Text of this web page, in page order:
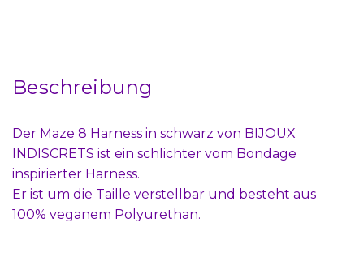
Beschreibung
Der Maze 8 Harness in schwarz von BIJOUX
INDISCRETS ist ein schlichter vom Bondage
inspirierter Harness.
Er ist um die Taille verstellbar und besteht aus
100% veganem Polyurethan.